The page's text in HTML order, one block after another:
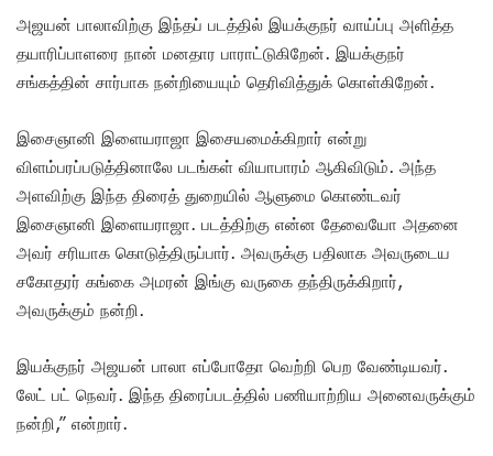
அஜயன் பாலாவிற்கு இந்தப் படத்தில் இயக்குநர் வாய்ப்பு அளித்த
தயாரிப்பாளரை நான் மனதார பாராட்டுகிறேன். இயக்குநர்
சங்கத்தின் சார்பாக நன்றியையும் தெரிவித்துக் கொள்கிறேன்.
இசைஞானி இளையராஜா இசையமைக்கிறார் என்று
விளம்பரப்படுத்தினாலே படங்கள் வியாபாரம் ஆகிவிடும். அந்த
அளவிற்கு இந்த திரைத் துறையில் ஆளுமை கொண்டவர்
இசைஞானி இளையராஜா.‌ படத்திற்கு என்ன தேவையோ அதனை
அவர் சரியாக கொடுத்திருப்பார். அவருக்கு பதிலாக அவருடைய
சகோதரர் கங்கை அமரன் இங்கு வருகை தந்திருக்கிறார்,
அவருக்கும் நன்றி.
இயக்குநர் அஜயன் பாலா எப்போதோ வெற்றி பெற வேண்டியவர்.
லேட் பட் நெவர். இந்த திரைப்படத்தில் பணியாற்றிய அனைவருக்கும்
நன்றி,” என்றார்.